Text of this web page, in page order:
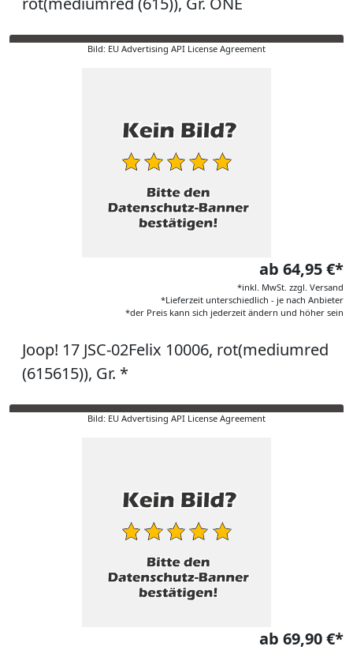
Bild: EU Advertising API License Agreement
ab 64,95 €*
*inkl. MwSt. zzgl. Versand
*Lieferzeit unterschiedlich - je nach Anbieter
*der Preis kann sich jederzeit ändern und höher sein
Joop! 17 JSC-02Felix 10006, rot(mediumred
(615615)), Gr. *
Bild: EU Advertising API License Agreement
ab 69,90 €*